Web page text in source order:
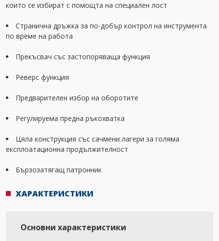
които се избират с помощта на специален лост
Странична дръжка за по-добър контрол на инструмента
по време на работа
Прекъсвач със застопоряваща функция
Реверс функция
Предварителен избор на оборотите
Регулируема предна ръкохватка
Цяла конструкция със сачмени лагери за голяма
експлоатационна продължителност
Бързозатягащ патронник
ХАРАКТЕРИСТИКИ
Основни характеристики